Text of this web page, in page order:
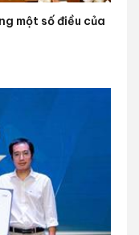
một số điều của